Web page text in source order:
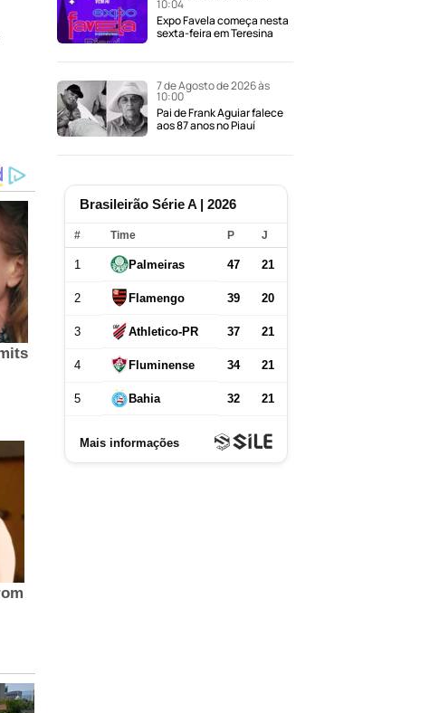
10:04
Expo Favela começa nesta
sexta-feira em Teresina
7 de Agosto de 2026 às
10:00
Pai de Frank Aguiar falece
aos 87 anos no Piauí